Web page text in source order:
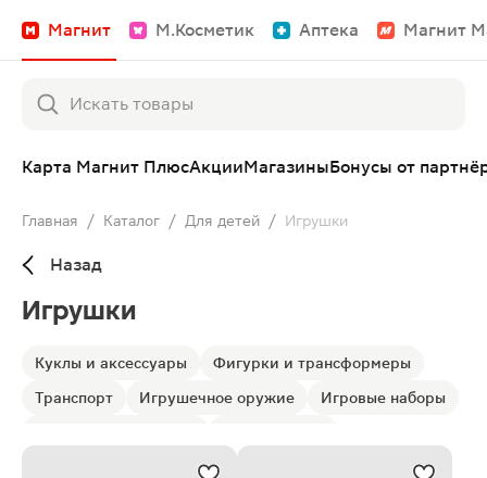
Магнит М.Косметик Аптека Магнит
Карта Магнит ПлюсАкцииМагазиныБонусы от
Главная / Каталог / Для детей / Игрушки
Назад
Игрушки
Куклы и аксессуары
Фигурки и трансформеры
Транспорт
Игрушечное оружие
Игровые наборы
Активные игры